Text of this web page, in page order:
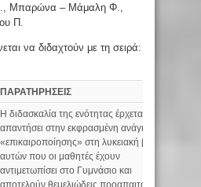
Μπαρώνα – Μάμαλη Φ.,
Π.
να διδαχτούν με τη σειρά:
ΠΑΡΑΤΗΡΗΣΕΙΣ
Η διδασκαλία της ενότητας έρχεται να
απαντήσει στην εκφρασμένη ανάγκη
«επικαιροποίησης» στη λυκειακή βαθμίδα
αυτών που οι μαθητές έχουν
αντιμετωπίσει στο Γυμνάσιο και
αποτελούν θεμελιώδεις προαπαιτούμενες